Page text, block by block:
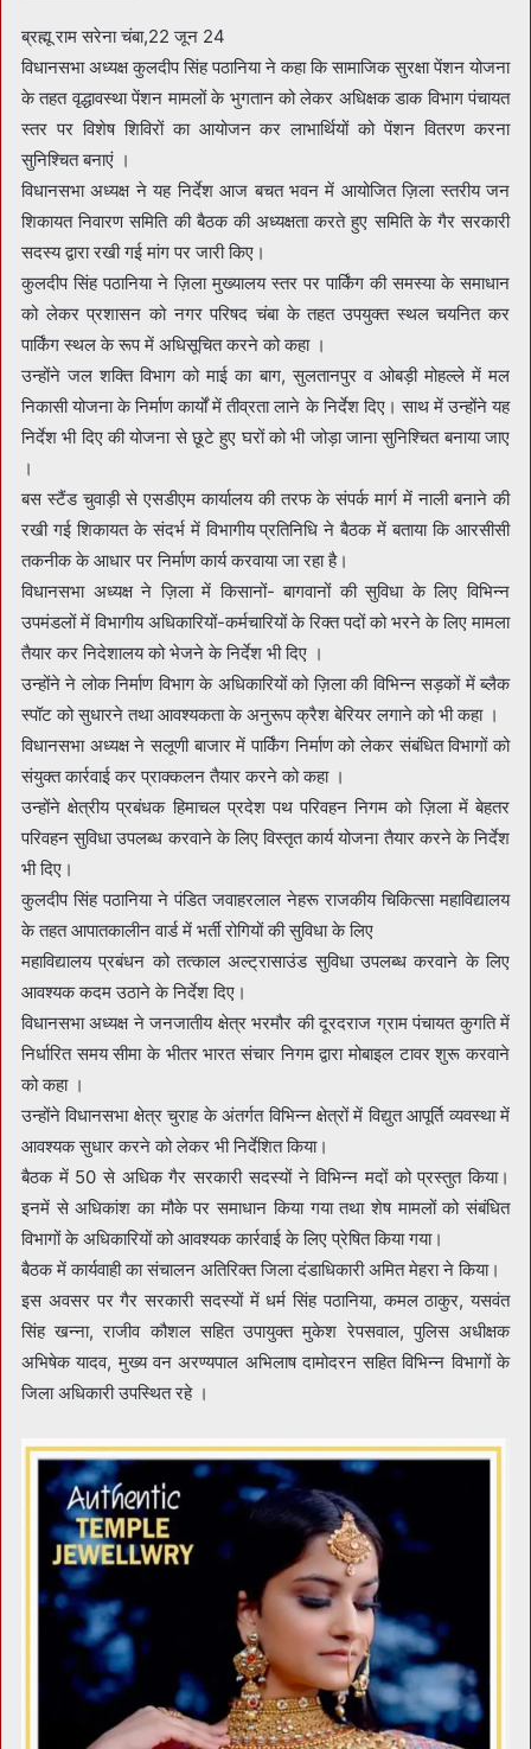
ब्रह्मू राम सरेना चंबा,22 जून 24
विधानसभा अध्यक्ष कुलदीप सिंह पठानिया ने कहा कि सामाजिक सुरक्षा पेंशन योजना
के तहत वृद्धावस्था पेंशन मामलों के भुगतान को लेकर अधिक्षक डाक विभाग पंचायत
स्तर पर विशेष शिविरों का आयोजन कर लाभार्थियों को पेंशन वितरण करना
सुनिश्चित बनाएं ।
विधानसभा अध्यक्ष ने यह निर्देश आज बचत भवन में आयोजित ज़िला स्तरीय जन
शिकायत निवारण समिति की बैठक की अध्यक्षता करते हुए समिति के गैर सरकारी
सदस्य द्वारा रखी गई मांग पर जारी किए।
कुलदीप सिंह पठानिया ने ज़िला मुख्यालय स्तर पर पार्किंग की समस्या के समाधान
को लेकर प्रशासन को नगर परिषद चंबा के तहत उपयुक्त स्थल चयनित कर
पार्किंग स्थल के रूप में अधिसूचित करने को कहा ।
उन्होंने जल शक्ति विभाग को माई का बाग, सुलतानपुर व ओबड़ी मोहल्ले में मल
निकासी योजना के निर्माण कार्यों में तीव्रता लाने के निर्देश दिए। साथ में उन्होंने यह
निर्देश भी दिए की योजना से छूटे हुए घरों को भी जोड़ा जाना सुनिश्चित बनाया जाए
।
बस स्टैंड चुवाड़ी से एसडीएम कार्यालय की तरफ के संपर्क मार्ग में नाली बनाने की
रखी गई शिकायत के संदर्भ में विभागीय प्रतिनिधि ने बैठक में बताया कि आरसीसी
तकनीक के आधार पर निर्माण कार्य करवाया जा रहा है।
विधानसभा अध्यक्ष ने ज़िला में किसानों- बागवानों की सुविधा के लिए विभिन्न
उपमंडलों में विभागीय अधिकारियों-कर्मचारियों के रिक्त पदों को भरने के लिए मामला
तैयार कर निदेशालय को भेजने के निर्देश भी दिए ।
उन्होंने ने लोक निर्माण विभाग के अधिकारियों को ज़िला की विभिन्न सड़कों में ब्लैक
स्पॉट को सुधारने तथा आवश्यकता के अनुरूप क्रैश बेरियर लगाने को भी कहा ।
विधानसभा अध्यक्ष ने सलूणी बाजार में पार्किंग निर्माण को लेकर संबंधित विभागों को
संयुक्त कार्रवाई कर प्राक्कलन तैयार करने को कहा ।
उन्होंने क्षेत्रीय प्रबंधक हिमाचल प्रदेश पथ परिवहन निगम को ज़िला में बेहतर
परिवहन सुविधा उपलब्ध करवाने के लिए विस्तृत कार्य योजना तैयार करने के निर्देश
भी दिए।
कुलदीप सिंह पठानिया ने पंडित जवाहरलाल नेहरू राजकीय चिकित्सा महाविद्यालय
के तहत आपातकालीन वार्ड में भर्ती रोगियों की सुविधा के लिए
महाविद्यालय प्रबंधन को तत्काल अल्ट्रासाउंड सुविधा उपलब्ध करवाने के लिए
आवश्यक कदम उठाने के निर्देश दिए।
विधानसभा अध्यक्ष ने जनजातीय क्षेत्र भरमौर की दूरदराज ग्राम पंचायत कुगति में
निर्धारित समय सीमा के भीतर भारत संचार निगम द्वारा मोबाइल टावर शुरू करवाने
को कहा ।
उन्होंने विधानसभा क्षेत्र चुराह के अंतर्गत विभिन्न क्षेत्रों में विद्युत आपूर्ति व्यवस्था में
आवश्यक सुधार करने को लेकर भी निर्देशित किया।
बैठक में 50 से अधिक गैर सरकारी सदस्यों ने विभिन्न मदों को प्रस्तुत किया।
इनमें से अधिकांश का मौके पर समाधान किया गया तथा शेष मामलों को संबंधित
विभागों के अधिकारियों को आवश्यक कार्रवाई के लिए प्रेषित किया गया।
बैठक में कार्यवाही का संचालन अतिरिक्त जिला दंडाधिकारी अमित मेहरा ने किया।
इस अवसर पर गैर सरकारी सदस्यों में धर्म सिंह पठानिया, कमल ठाकुर, यसवंत
सिंह खन्ना, राजीव कौशल सहित उपायुक्त मुकेश रेपसवाल, पुलिस अधीक्षक
अभिषेक यादव, मुख्य वन अरण्यपाल अभिलाष दामोदरन सहित विभिन्न विभागों के
जिला अधिकारी उपस्थित रहे ।